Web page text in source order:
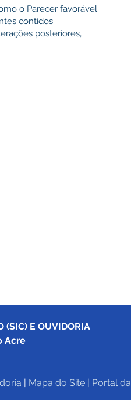
o Parecer favorável
contidos
posteriores,
(SIC) E OUVIDORIA
Acre
| Mapa do Site | Portal da